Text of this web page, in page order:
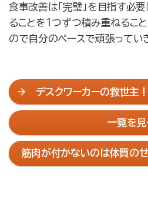
食事改善は「完璧」を目指す必
ることを1つずつ積み重ねるこ
ので自分のペースで頑張ってい
デスクワーカーの救世主
正しい姿勢
一覧を見
筋肉が付かないのは体質の